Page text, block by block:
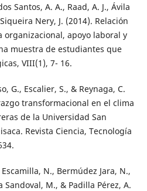
Santos, A. A., Raad, A. J., Ávila
Nery, J. (2014). Relación
apoyo laboral y
muestra de estudiantes que
VIII(1), 7- 16.
G., Escalier, S., & Reynaga, C.
transformacional en el clima
de la Universidad San
Revista Ciencia, Tecnología
N., Bermúdez Jara, N.,
Sandoval, M., & Padilla Pérez, A.